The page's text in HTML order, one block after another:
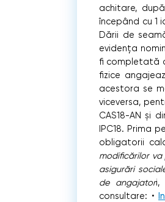
achitare,
începând cu 1
Dării de
evidența
fi completată
fizice
acestora se
viceversa,
CAS18-AN și
IPC18. Prima
obligatorii
modificărilor
asigurări
de angajatori,
consultare: •